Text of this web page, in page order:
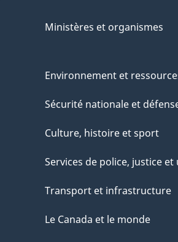
Ministères et organismes
Environnement et
Sécurité nationale et
Culture, histoire et sport
Services de police, justice et
Transport et infrastructure
Le Canada et le monde